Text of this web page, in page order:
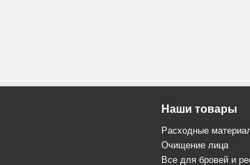
Наши товары
Расходные
Очищение лица
Все для бровей и